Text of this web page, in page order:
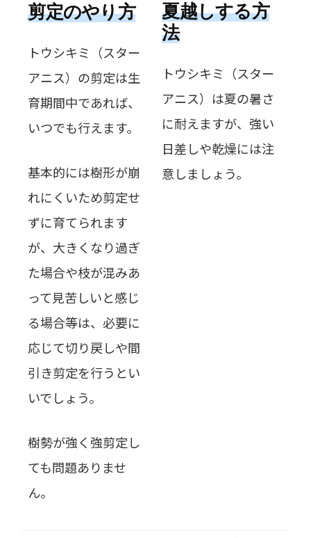
剪定のやり方
トウシキミ（スター
アニス）の剪定は生
育期間中であれば、
いつでも行えます。
基本的には樹形が崩
れにくいため剪定せ
ずに育てられます
が、大きくなり過ぎ
た場合や枝が混みあ
って見苦しいと感じ
る場合等は、必要に
応じて切り戻しや間
引き剪定を行うとい
いでしょう。
樹勢が強く強剪定し
ても問題ありませ
ん。
夏越しする方
法
トウシキミ（スター
アニス）は夏の暑さ
に耐えますが、強い
日差しや乾燥には注
意しましょう。